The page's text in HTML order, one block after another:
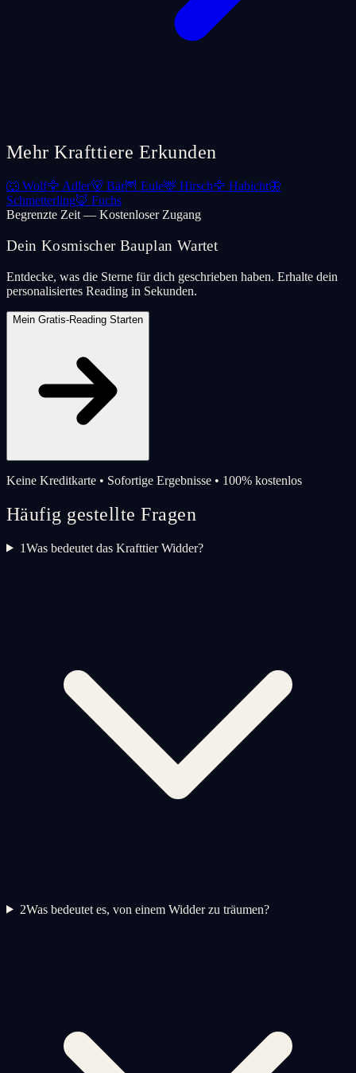
Mehr Krafttiere Erkunden
🐺 Wolf🦅 Adler🐻 Bär🦉 Eule🦌 Hirsch🦅 Habicht🦋
Schmetterling🦊 Fuchs
Begrenzte Zeit — Kostenloser Zugang
Dein Kosmischer Bauplan Wartet
Entdecke, was die Sterne für dich geschrieben haben. Erhalte dein
personalisiertes Reading in Sekunden.
Mein Gratis-Reading Starten
Keine Kreditkarte • Sofortige Ergebnisse • 100% kostenlos
Häufig gestellte Fragen
1Was bedeutet das Krafttier Widder?
2Was bedeutet es, von einem Widder zu träumen?